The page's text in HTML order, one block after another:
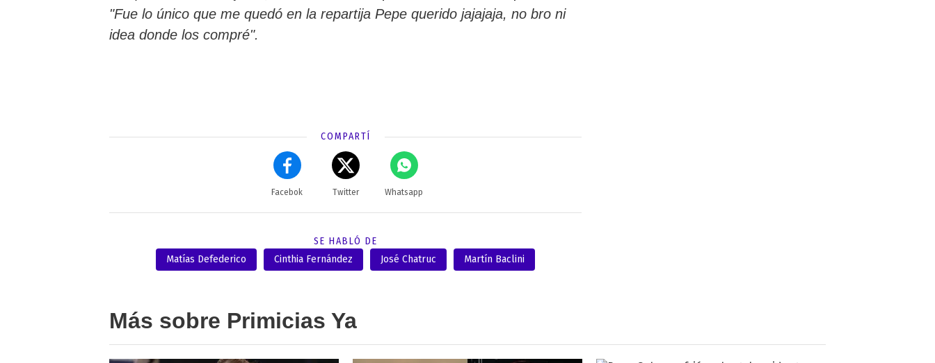
"Fue lo único que me quedó en la repartija Pepe querido jajajaja, no bro ni
idea donde los compré".
COMPARTÍ
Facebok Twitter Whatsapp
SE HABLÓ DE
Matías Defederico
Cinthia Fernández José Chatruc Martín Baclini
Más sobre Primicias Ya